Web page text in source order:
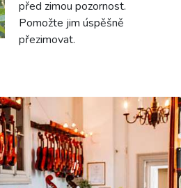
před zimou pozornost.
Pomožte jim úspěšně
přezimovat.